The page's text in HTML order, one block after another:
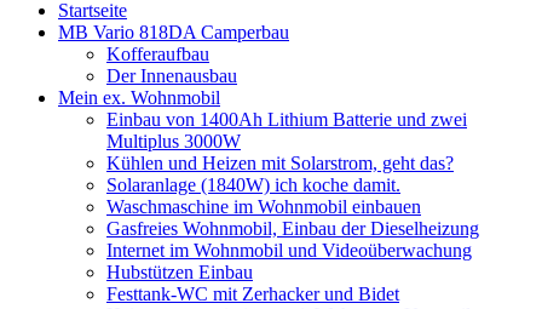
Startseite
MB Vario 818DA Camperbau
Kofferaufbau
Der Innenausbau
Mein ex. Wohnmobil
Einbau von 1400Ah Lithium Batterie und zwei
Multiplus 3000W
Kühlen und Heizen mit Solarstrom, geht das?
Solaranlage (1840W) ich koche damit.
Waschmaschine im Wohnmobil einbauen
Gasfreies Wohnmobil, Einbau der Dieselheizung
Internet im Wohnmobil und Videoüberwachung
Hubstützen Einbau
Festtank-WC mit Zerhacker und Bidet